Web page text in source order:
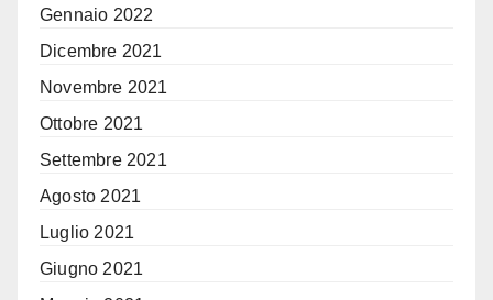
Gennaio 2022
Dicembre 2021
Novembre 2021
Ottobre 2021
Settembre 2021
Agosto 2021
Luglio 2021
Giugno 2021